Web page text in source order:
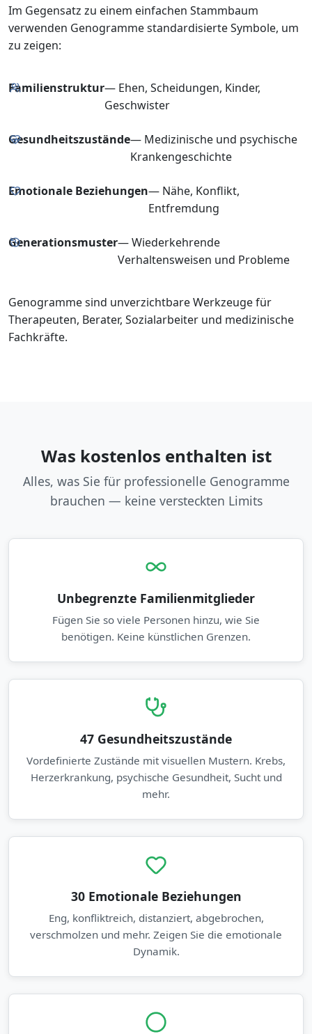
Im Gegensatz zu einem einfachen Stammbaum
verwenden Genogramme standardisierte Symbole, um
zu zeigen:
Familienstruktur— Ehen, Scheidungen, Kinder,
Geschwister
Gesundheitszustände— Medizinische und psychische
Krankengeschichte
Emotionale Beziehungen— Nähe, Konflikt,
Entfremdung
Generationsmuster— Wiederkehrende
Verhaltensweisen und Probleme
Genogramme sind unverzichtbare Werkzeuge für
Therapeuten, Berater, Sozialarbeiter und medizinische
Fachkräfte.
Was kostenlos enthalten ist
Alles, was Sie für professionelle Genogramme
brauchen — keine versteckten Limits
Unbegrenzte Familienmitglieder
Fügen Sie so viele Personen hinzu, wie Sie
benötigen. Keine künstlichen Grenzen.
47 Gesundheitszustände
Vordefinierte Zustände mit visuellen Mustern. Krebs,
Herzerkrankung, psychische Gesundheit, Sucht und
mehr.
30 Emotionale Beziehungen
Eng, konfliktreich, distanziert, abgebrochen,
verschmolzen und mehr. Zeigen Sie die emotionale
Dynamik.